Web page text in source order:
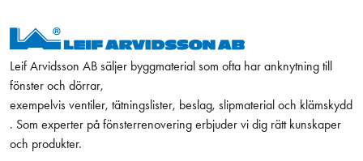
Leif Arvidsson AB säljer byggmaterial som ofta har anknytning till
fönster och dörrar,
exempelvis ventiler, tätningslister, beslag, slipmaterial och klämskydd
. Som experter på fönsterrenovering erbjuder vi dig rätt kunskaper
och produkter.